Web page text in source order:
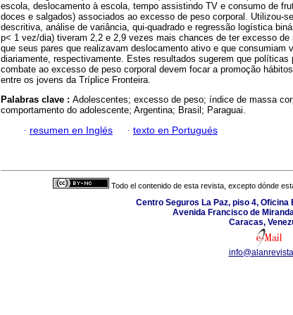
escola, deslocamento à escola, tempo assistindo TV e consumo de
doces e salgados) associados ao excesso de peso corporal. Utilizou-
descritiva, análise de variância, qui-quadrado e regressão logística
p< 1 vez/dia) tiveram 2,2 e 2,9 vezes mais chances de ter excesso de
que seus pares que realizavam deslocamento ativo e que consumiam
diariamente, respectivamente. Estes resultados sugerem que políticas
combate ao excesso de peso corporal devem focar a promoção
entre os jovens da Tríplice Fronteira.
Palabras clave : Adolescentes; excesso de peso; índice de massa
comportamento do adolescente; Argentina; Brasil; Paraguai.
· resumen en Inglés · texto en Portugués
Todo el contenido de esta revista, excepto dónde
Centro Seguros La Paz, piso 4,
Avenida Francisco de
Caracas,